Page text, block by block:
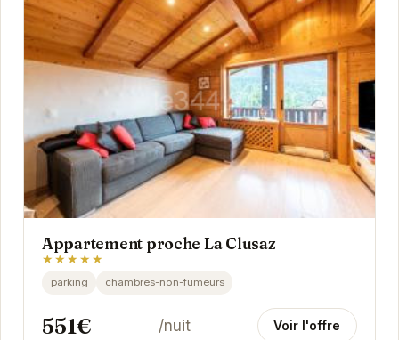
Appartement proche La Clusaz
★★★★★
parking chambres-non-fumeurs
551€ /nuit Voir l'offre